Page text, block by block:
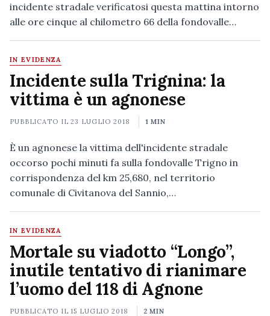
incidente stradale verificatosi questa mattina intorno
alle ore cinque al chilometro 66 della fondovalle…
IN EVIDENZA
Incidente sulla Trignina: la
vittima è un agnonese
PUBBLICATO IL23 LUGLIO 2018 1 MIN
È un agnonese la vittima dell'incidente stradale
occorso pochi minuti fa sulla fondovalle Trigno in
corrispondenza del km 25,680, nel territorio
comunale di Civitanova del Sannio,…
IN EVIDENZA
Mortale su viadotto “Longo”,
inutile tentativo di rianimare
l’uomo del 118 di Agnone
PUBBLICATO IL15 LUGLIO 2018 2 MIN